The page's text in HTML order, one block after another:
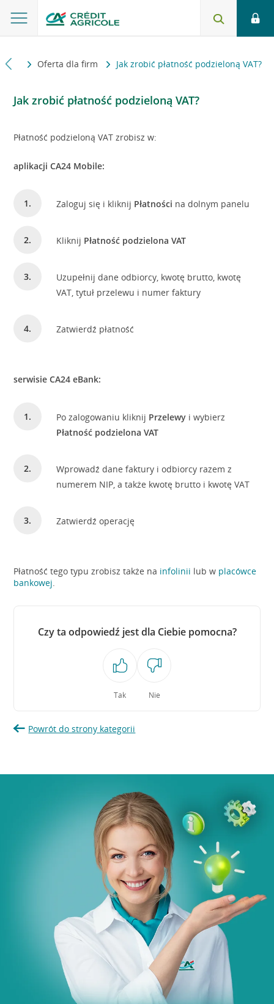
Oferta dla firm Jak zrobić płatność podzieloną VAT?
Jak zrobić płatność podzieloną VAT?
Płatność podzieloną VAT zrobisz w:
aplikacji CA24 Mobile:
Zaloguj się i kliknij Płatności na dolnym panelu
Kliknij Płatność podzielona VAT
Uzupełnij dane odbiorcy, kwotę brutto, kwotę
VAT, tytuł przelewu i numer faktury
Zatwierdź płatność
serwisie CA24 eBank:
Po zalogowaniu kliknij Przelewy i wybierz
Płatność podzielona VAT
Wprowadź dane faktury i odbiorcy razem z
numerem NIP, a także kwotę brutto i kwotę VAT
Zatwierdź operację
Płatność tego typu zrobisz także na infolinii lub w placówce
bankowej.
Czy ta odpowiedź jest dla Ciebie pomocna?
Tak Nie
Powrót do strony kategorii